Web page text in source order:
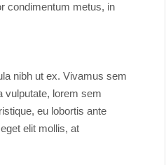
condimentum metus, in
nibh ut ex. Vivamus sem
vulputate, lorem sem
eu lobortis ante
elit mollis, at